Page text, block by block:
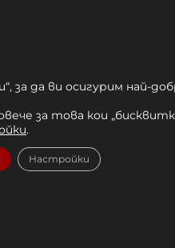
и представител на голямо
фитнес уреди и
за да ви осигурим най-
за това кои
.
Настройки